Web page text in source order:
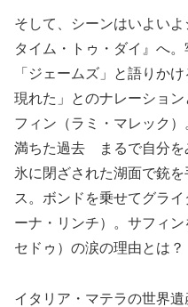
そして、シーンはいよい
タイム・トゥ・ダイ』へ
「ジェームズ」と語りか
現れた」とのナレーショ
フィン（ラミ・マレック
満ちた過去 まるで自分を
氷に閉ざされた湖面で銃
ス。ボンドを乗せてグラ
ーナ・リンチ）。サフィ
セドゥ）の涙の理由とは？
イタリア・マテラの世界